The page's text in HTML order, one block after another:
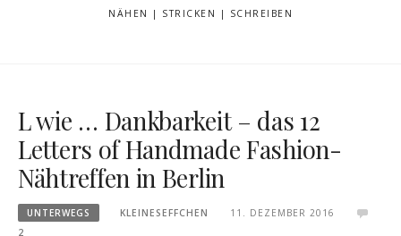
NÄHEN | STRICKEN | SCHREIBEN
L wie … Dankbarkeit – das 12
Letters of Handmade Fashion-
Nähtreffen in Berlin
UNTERWEGS KLEINESEFFCHEN
11. DEZEMBER 2016
2